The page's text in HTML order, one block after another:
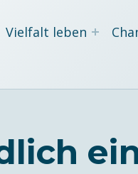
Vielfalt leben